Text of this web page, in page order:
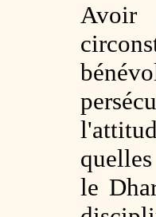
Avoir
le